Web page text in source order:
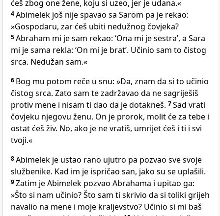
ćeš zbog one žene, koju si uzeo, jer je udana.«
4Abimelek još nije spavao sa Sarom pa je rekao:
»Gospodaru, zar ćeš ubiti nedužnog čovjeka?
5Abraham mi je sam rekao: ‘Ona mi je sestra’, a Sara
mi je sama rekla: ‘On mi je brat’. Učinio sam to čistog
srca. Nedužan sam.«
6 Bog mu potom reče u snu: »Da, znam da si to učinio
čistog srca. Zato sam te zadržavao da ne sagriješiš
protiv mene i nisam ti dao da je dotakneš. 7Sad vrati
čovjeku njegovu ženu. On je prorok, molit će za tebe i
ostat ćeš živ. No, ako je ne vratiš, umrijet ćeš i ti i svi
tvoji.«
8Abimelek je ustao rano ujutro pa pozvao sve svoje
službenike. Kad im je ispričao san, jako su se uplašili.
9Zatim je Abimelek pozvao Abrahama i upitao ga:
»Što si nam učinio? Što sam ti skrivio da si toliki grijeh
navalio na mene i moje kraljevstvo? Učinio si mi baš